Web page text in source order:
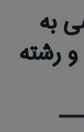
به
رشته